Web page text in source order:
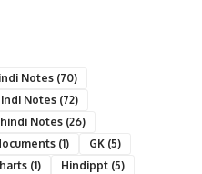
Notes (70)
Notes (72)
hindi Notes (26)
(1) GK (5)
(1) Hindippt (5)